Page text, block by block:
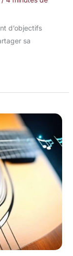
d’objectifs
sa